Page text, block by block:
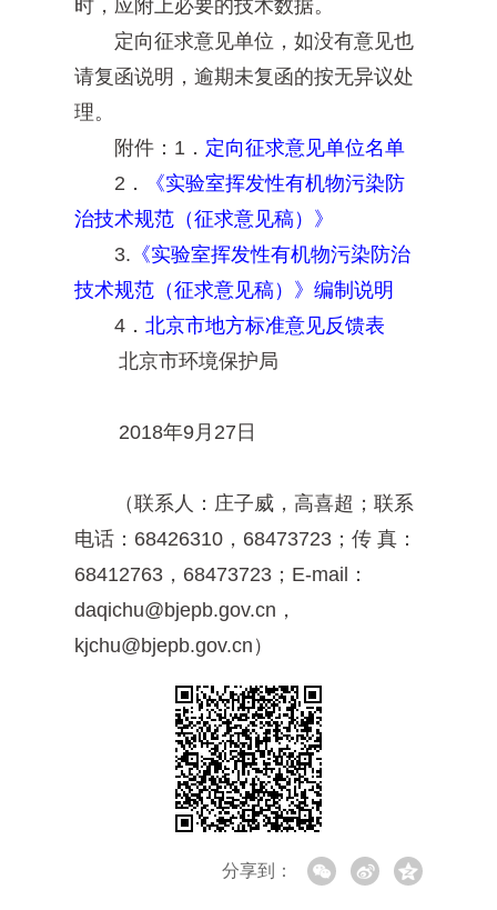
时，应附上必要的技术数据。
定向征求意见单位，如没有意见也
请复函说明，逾期未复函的按无异议处
理。
附件：1． 定向征求意见单位名单
2．
《实验室挥发性有机物污染防
治技术规范 （征求意见稿） 》
3. 《实验室挥发性有机物污染防治
技术规范 （征求意见稿） 》编制说明
4． 北京市地方标准意见反馈表
北京市环境保护局
2018年9月27日
（联系人：庄子威，高喜超；联系
电话：68426310，68473723；传 真：
68412763，68473723；E-mail：
daqichu@bjepb.gov.cn，
kjchu@bjepb.gov.cn）
分享到：